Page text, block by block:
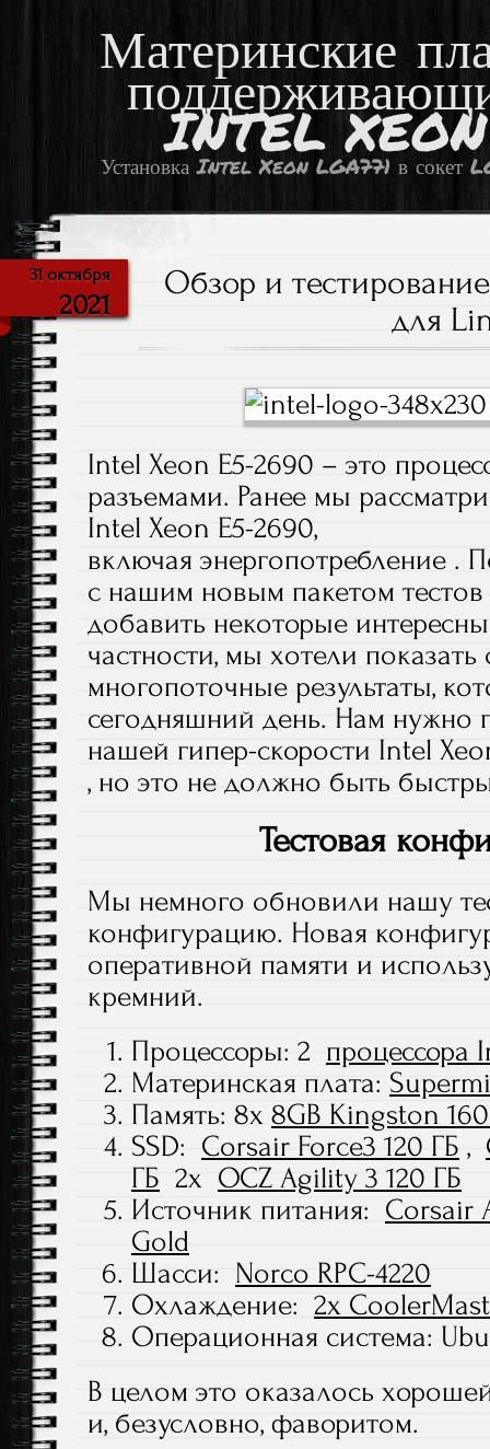
Материнские
INTEL XEON
Установка Intel Xeon LGA771 в сокет
31 октября
2021
Обзор и
для
Intel Xeon E5-2690 – это
разъемами. Ранее мы
Intel Xeon E5-2690,
включая энергопотребление .
с нашим новым пакетом
добавить некоторые
частности, мы хотели
многопоточные результаты,
сегодняшний день. Нам нужно
нашей гипер-скорости Intel
, но это не должно быть
Тестовая
Мы немного обновили нашу
конфигурацию. Новая
оперативной памяти и
кремний.
Процессоры: 2 процессора
Материнская плата:
Память: 8x 8GB Kingston
SSD: Corsair Force3 120 ГБ ,
ГБ 2x OCZ Agility 3 120 ГБ
Источник питания: Corsair
Gold
Шасси: Norco RPC-4220
Охлаждение: 2x
Операционная система:
В целом это оказалось
и, безусловно, фаворитом.